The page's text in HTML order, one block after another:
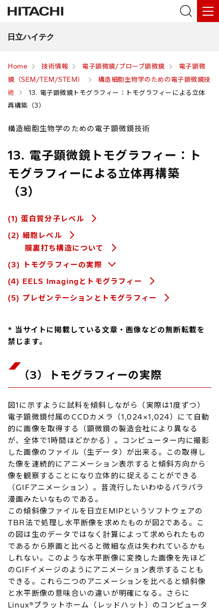
日立ハイテク
Home 技術情報 電子顕微鏡/プローブ顕微鏡
電子顕微
鏡（SEM/TEM/STEM）
構造細胞生物学のための電子顕微鏡技
術
13. 電子顕微鏡トモグラフィー：トモグラフィーによる立体
再構築（3）
構造細胞生物学のための電子顕微鏡技術
13. 電子顕微鏡トモグラフィー：ト
モグラフィーによる立体再構築
（3）
(1) 蛋白質分子レベル
(2) 細胞レベル
膜裏打ち構造について
(3) トモグラフィーの実際
(4) EELS Imagingとトモグラフィー
(5) プレゼンテーションとトモグラフィー
* 当サイトに掲載している文章・画像などの無断転載を
禁じます。
（3）トモグラフィーの実際
図1に示すように試料を傾斜しながら（実際は1度ずつ）
電子顕微鏡付属のCCDカメラ（1,024×1,024）にて自動
的に画像を取得する（顕微鏡の製造会社により異なる
が、全体で1時間ほどかかる）。コンピューター内に撮影
した画像のファイル（生データ）が出来る。この取得し
た像を連続的にアニメーション表示すると傾斜方向から
像を観察することになり立体的に捉えることができる
（GIFアニメーション）。昔流行したいわゆるパラパラ
漫画みたいなものである。
この傾斜像ファイルを日立EMIPというソフトウェアの
TBR法で処理し水平断像を求めたものが図2である。こ
の図は生のデータではなく計算によって求められたもの
であるから原画と比べると微細な点は失われているかも
しれない。このような水平断像に変換した画像を先ほど
のGIFイメージのようにアニメーション表示することも
できる。これら二つのアニメーションを比べると傾斜像
と水平断像の意味合いの違いが明確になる。さらに
Linux®プラットホーム（レッドハット）のコンピュータ